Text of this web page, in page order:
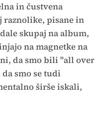
in čustvena
raznolike, pisane in
skupaj na album,
na magnetke na
da smo bili "all over
da smo se tudi
širše iskali,